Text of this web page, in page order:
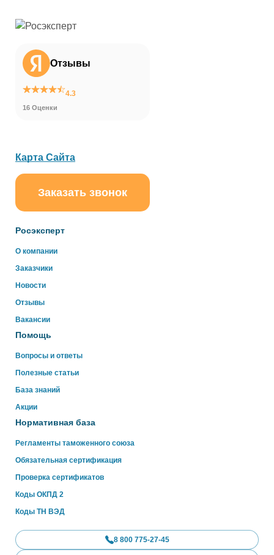
Отзывы
4.3
16 Оценки
Росэксперт
О компании
Заказчики
Новости
Отзывы
Вакансии
Помощь
Вопросы и ответы
Полезные статьи
База знаний
Акции
Нормативная база
Регламенты таможенного союза
Обязательная сертификация
Проверка сертификатов
Коды ОКПД 2
Коды ТН ВЭД
Карта Сайта
Заказать звонок
8 800 775-27-45
online
Здравствуйте!
Свяжитесь с нами через WhatsApp нажав на кнопку